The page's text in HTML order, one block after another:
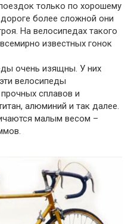
только по хорошему
более сложной они
На велосипедах такого
известных гонок
очень изящны. У них
велосипеды
сплавов и
алюминий и так далее.
малым весом –